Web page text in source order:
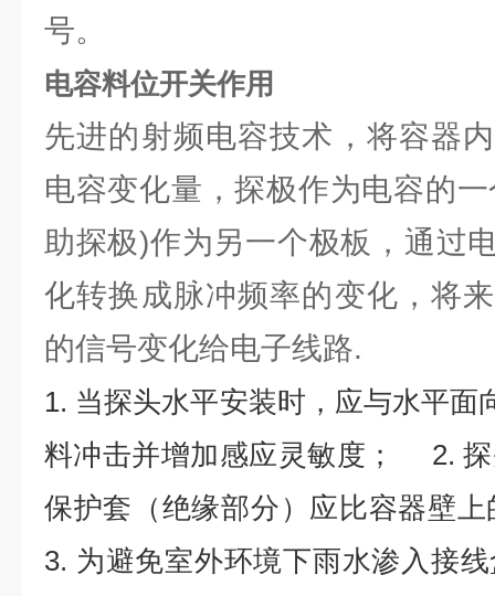
号。
电容料位开关作用
先进的射频电容技术，将容器
电容变化量，探极作为电容的
助探极)作为另一个极板，通过
化转换成脉冲频率的变化，将
的信号变化给电子线路.
1. 当探头水平安装时，应与水平面
料冲击并增加感应灵敏度； 2. 探
保护套（绝缘部分）应比容器壁
3. 为避免室外环境下雨水渗入接